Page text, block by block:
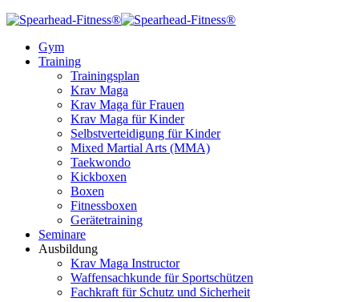
Gym
Training
Trainingsplan
Krav Maga
Krav Maga für Frauen
Krav Maga für Kinder
Selbstverteidigung für Kinder
Mixed Martial Arts (MMA)
Taekwondo
Kickboxen
Boxen
Fitnessboxen
Gerätetraining
Seminare
Ausbildung
Krav Maga Instructor
Waffensachkunde für Sportschützen
Fachkraft für Schutz und Sicherheit